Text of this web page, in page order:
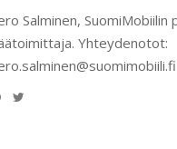
Salminen, SuomiMobiilin
Yhteydenotot:
Website